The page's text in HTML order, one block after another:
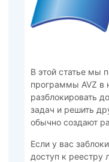
В этой статье мы
программы AVZ в
разблокировать
задач и решить
обычно создают
Если у вас
доступ к реестру